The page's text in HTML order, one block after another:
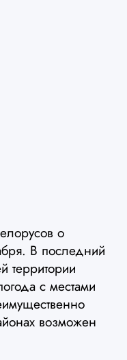
о
В последний
территории
с местами
возможен